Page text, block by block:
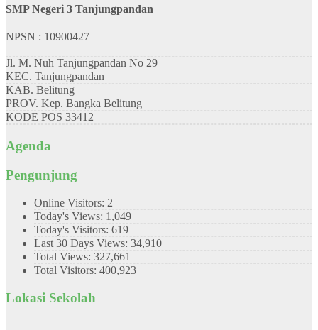
SMP Negeri 3 Tanjungpandan
NPSN : 10900427
Jl. M. Nuh Tanjungpandan No 29
KEC. Tanjungpandan
KAB. Belitung
PROV. Kep. Bangka Belitung
KODE POS 33412
Agenda
Pengunjung
Online Visitors: 2
Today's Views: 1,049
Today's Visitors: 619
Last 30 Days Views: 34,910
Total Views: 327,661
Total Visitors: 400,923
Lokasi Sekolah